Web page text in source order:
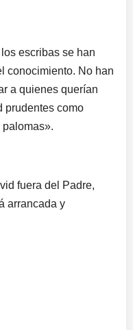
escribas se han
conocimiento. No han
a quienes querían
prudentes como
fuera del Padre,
arrancada y